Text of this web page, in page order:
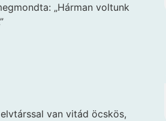
„Hárman voltunk
van vitád öcskös,